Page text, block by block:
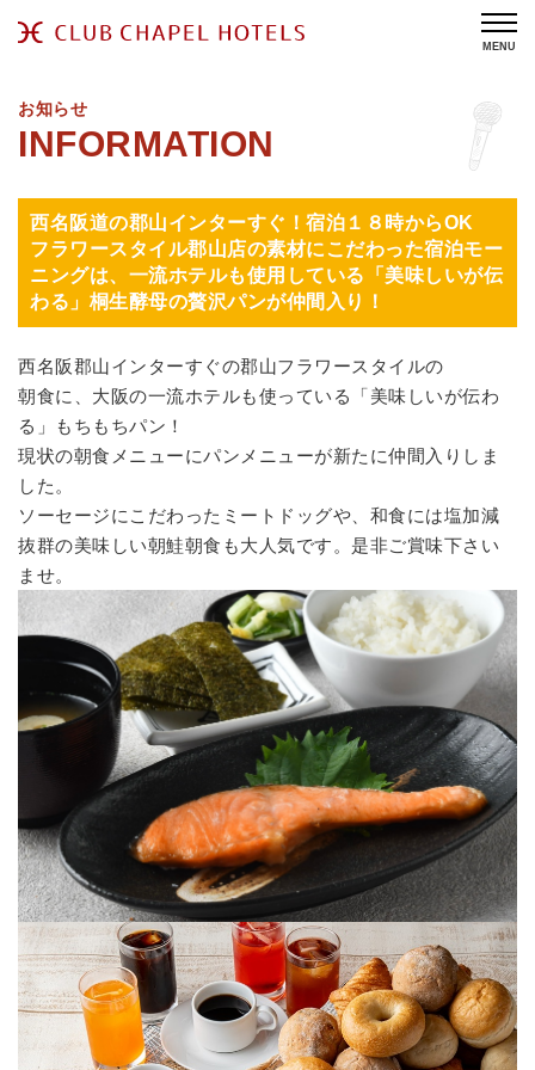
MENU
お知らせ
西名阪道の郡山インターすぐ！宿泊１８時からOK
フラワースタイル郡山店の素材にこだわった宿泊モー
ニングは、一流ホテルも使用している「美味しいが伝
わる」桐生酵母の贅沢パンが仲間入り！
西名阪郡山インターすぐの郡山フラワースタイルの
朝食に、大阪の一流ホテルも使っている「美味しいが伝わ
る」もちもちパン！
現状の朝食メニューにパンメニューが新たに仲間入りしま
した。
ソーセージにこだわったミートドッグや、和食には塩加減
抜群の美味しい朝鮭朝食も大人気です。是非ご賞味下さい
ませ。